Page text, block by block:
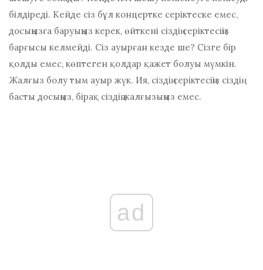
білдіреді. Кейде сіз бұл концертке серіктеске емес,
досыңызға баруыңыз керек, өйткені сіздің серіктесіңіз
барғысы келмейді. Сіз ауырған кезде ше? Сізге бір
қолды емес, көптеген қолдар қажет болуы мүмкін.
Жалғыз болу тым ауыр жүк. Ия, сіздің серіктесіңіз сіздің
басты досыңыз, бірақ сіздің жалғызыңыз емес.
ad